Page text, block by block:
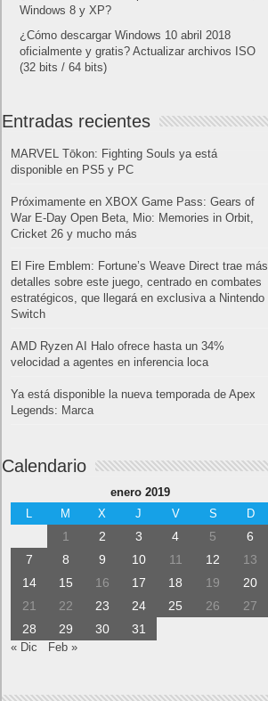
Windows 8 y XP?
¿Cómo descargar Windows 10 abril 2018
oficialmente y gratis? Actualizar archivos ISO
(32 bits / 64 bits)
Entradas recientes
MARVEL Tōkon: Fighting Souls ya está
disponible en PS5 y PC
Próximamente en XBOX Game Pass: Gears of
War E-Day Open Beta, Mio: Memories in Orbit,
Cricket 26 y mucho más
El Fire Emblem: Fortune’s Weave Direct trae más
detalles sobre este juego, centrado en combates
estratégicos, que llegará en exclusiva a Nintendo
Switch
AMD Ryzen AI Halo ofrece hasta un 34%
velocidad a agentes en inferencia loca
Ya está disponible la nueva temporada de Apex
Legends: Marca
Calendario
enero 2019
M X J V S D
1 2 3 4 5
6
7
8 9 10 11 12
13
14
15 16 17 18 19
20
21
22 23 24 25 26
27
28
29 30 31
« Dic Feb »